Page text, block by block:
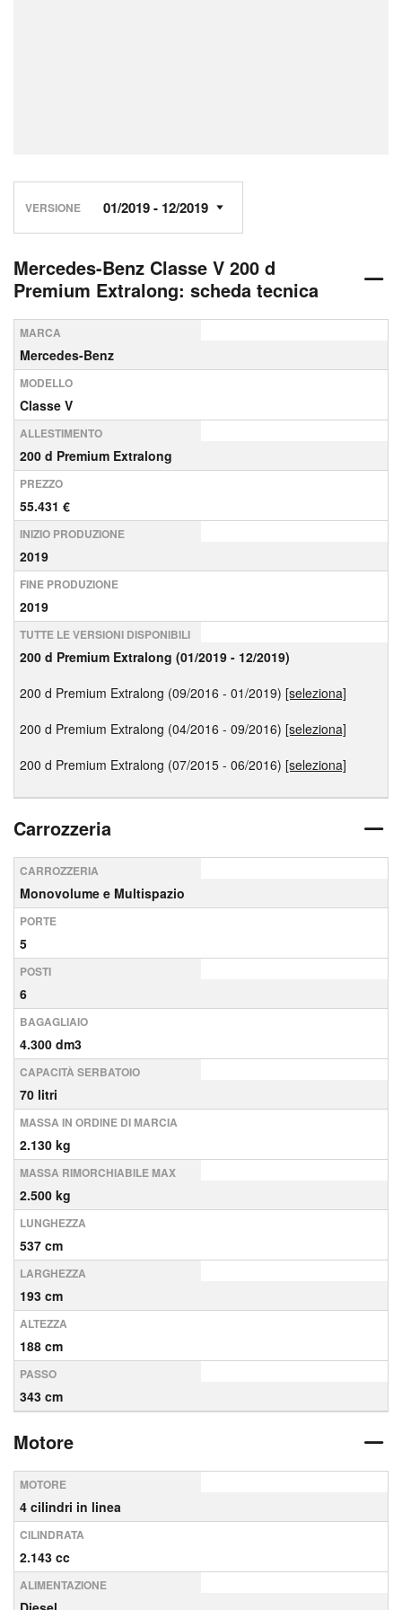
VERSIONE
Mercedes-Benz Classe V 200 d
Premium Extralong: scheda tecnica
MARCA
Mercedes-Benz
MODELLO
Classe V
ALLESTIMENTO
200 d Premium Extralong
PREZZO
55.431 €
INIZIO PRODUZIONE
2019
FINE PRODUZIONE
2019
TUTTE LE VERSIONI DISPONIBILI
200 d Premium Extralong (01/2019 - 12/2019)
200 d Premium Extralong (09/2016 - 01/2019) [seleziona]
200 d Premium Extralong (04/2016 - 09/2016) [seleziona]
200 d Premium Extralong (07/2015 - 06/2016) [seleziona]
Carrozzeria
CARROZZERIA
Monovolume e Multispazio
PORTE
5
POSTI
6
BAGAGLIAIO
4.300 dm3
CAPACITÀ SERBATOIO
70 litri
MASSA IN ORDINE DI MARCIA
2.130 kg
MASSA RIMORCHIABILE MAX
2.500 kg
LUNGHEZZA
537 cm
LARGHEZZA
193 cm
ALTEZZA
188 cm
PASSO
343 cm
Motore
MOTORE
4 cilindri in linea
CILINDRATA
2.143 cc
ALIMENTAZIONE